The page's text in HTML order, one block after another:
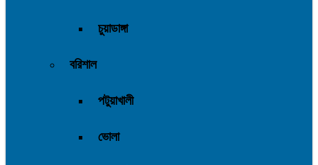
চুয়াডাঙ্গা
বরিশাল
পটুয়াখালী
ভোলা